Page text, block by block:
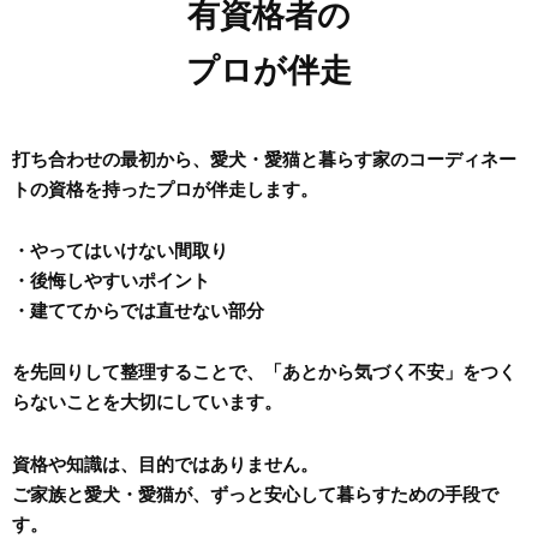
有資格者の
プロが伴走
打ち合わせの最初から、愛犬・愛猫と暮らす家のコーディネー
トの資格を持ったプロが伴走します。
・やってはいけない間取り
・後悔しやすいポイント
・建ててからでは直せない部分
を先回りして整理することで、「あとから気づく不安」をつく
らないことを大切にしています。
資格や知識は、目的ではありません。
ご家族と愛犬・愛猫が、ずっと安心して暮らすための手段で
す。